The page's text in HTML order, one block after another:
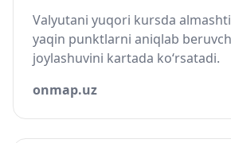
Valyutani yuqori kursda
yaqin punktlarni aniqlab
joylashuvini kartada ko‘rsatadi.
onmap.uz